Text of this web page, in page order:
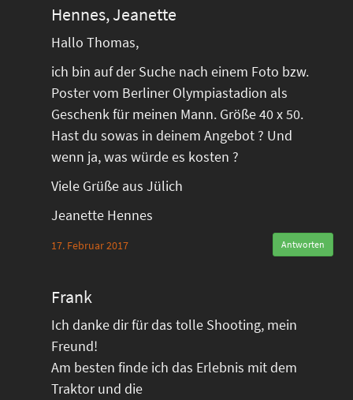
Hennes, Jeanette
Hallo Thomas,
ich bin auf der Suche nach einem Foto bzw.
Poster vom Berliner Olympiastadion als
Geschenk für meinen Mann. Größe 40 x 50.
Hast du sowas in deinem Angebot ? Und
wenn ja, was würde es kosten ?
Viele Grüße aus Jülich
Jeanette Hennes
17. Februar 2017 Antworten
Frank
Ich danke dir für das tolle Shooting, mein
Freund!
Am besten finde ich das Erlebnis mit dem
Traktor und die